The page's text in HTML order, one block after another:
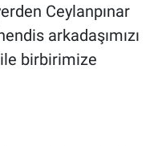
Ceylanpınar
arkadaşımızı
birbirimize